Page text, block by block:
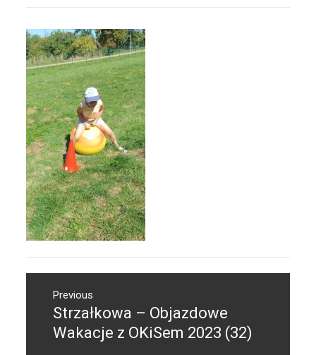
wpisuPrevious
Previous
post:
Strzałkowa – Objazdowe
Wakacje z OKiSem 2023 (32)